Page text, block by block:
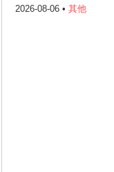
2026-08-06 • 其他